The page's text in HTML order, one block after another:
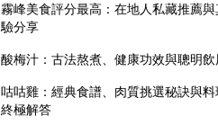
霧峰美食評分最高：在地人私藏推薦與
驗分享
酸梅汁：古法熬煮、健康功效與聰明
咕咕雞：經典食譜、肉質挑選秘訣與料
終極解答